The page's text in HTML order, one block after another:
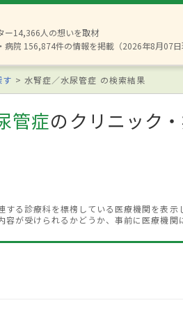
ー14,366人の想いを取材
病院 156,874件の情報を掲載（2026年8月07日
す 水腎症／水尿管症 の検索結果
管症のクリニック
る診療科を標榜している医療機関を表示
が受けられるかどうか、事前に医療機関